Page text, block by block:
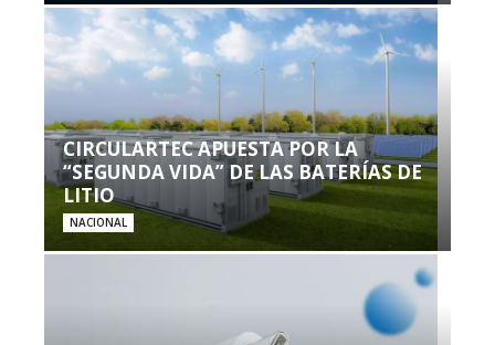
CIRCULARTEC APUESTA POR LA
“SEGUNDA VIDA” DE LAS BATERÍAS DE
LITIO
NACIONAL